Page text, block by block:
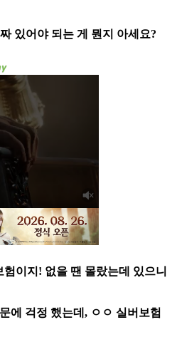
있어야 되는 게 뭔지 아세요?
이지! 없을 땐 몰랐는데 있으니
에 걱정 했는데, ㅇㅇ 실버보험